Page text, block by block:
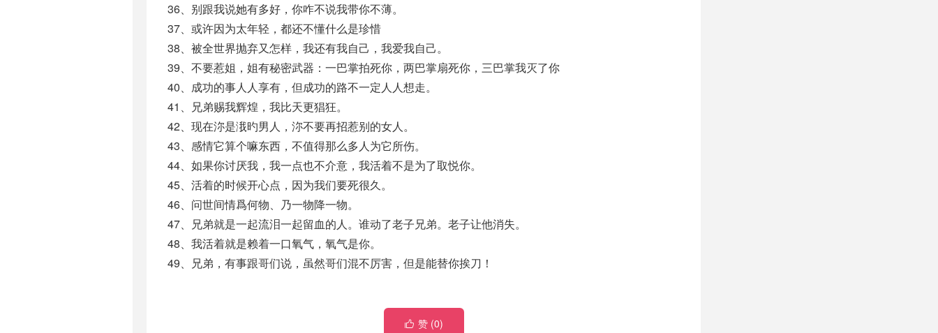
36、别跟我说她有多好，你咋不说我带你不薄。
37、或许因为太年轻，都还不懂什么是珍惜
38、被全世界抛弃又怎样，我还有我自己，我爱我自己。
39、不要惹姐，姐有秘密武器：一巴掌拍死你，两巴掌扇死你，三巴掌我灭了你
40、成功的事人人享有，但成功的路不一定人人想走。
41、兄弟赐我辉煌，我比天更猖狂。
42、现在沵是涐旳男人，沵不要再招惹别的女人。
43、感情它算个嘛东西，不值得那么多人为它所伤。
44、如果你讨厌我，我一点也不介意，我活着不是为了取悦你。
45、活着的时候开心点，因为我们要死很久。
46、问世间情爲何物、乃一物降一物。
47、兄弟就是一起流泪一起留血的人。谁动了老子兄弟。老子让他消失。
48、我活着就是赖着一口氧气，氧气是你。
49、兄弟，有事跟哥们说，虽然哥们混不厉害，但是能替你挨刀！
 赞 (0)